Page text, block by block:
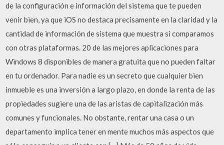
de la configuración e información del sistema que te pueden
venir bien, ya que iOS no destaca precisamente en la claridad y la
cantidad de información de sistema que muestra si comparamos
con otras plataformas. 20 de las mejores aplicaciones para
Windows 8 disponibles de manera gratuita que no pueden faltar
en tu ordenador. Para nadie es un secreto que cualquier bien
inmueble es una inversión a largo plazo, en donde la renta de las
propiedades sugiere una de las aristas de capitalización más
comunes y funcionales. No obstante, rentar una casa o un
departamento implica tener en mente muchos más aspectos que